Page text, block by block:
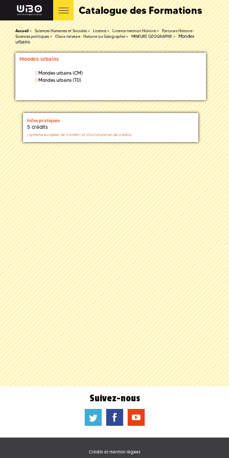
Catalogue des Formations
Accueil Sciences Humaines et Sociales Licence Licence mention Histoire
Parcours Histoire-
Sciences politiques
Choix mineure : Histoire ou Géographie MINEURE GÉOGRAPHIE
Mondes
urbains
Mondes urbains
Mondes urbains (CM)
Mondes urbains (TD)
Infos pratiques
5 crédits
( système européen de transfert et d'accumulation de crédits)
Suivez-nous
a b f
Crédits et mention légales